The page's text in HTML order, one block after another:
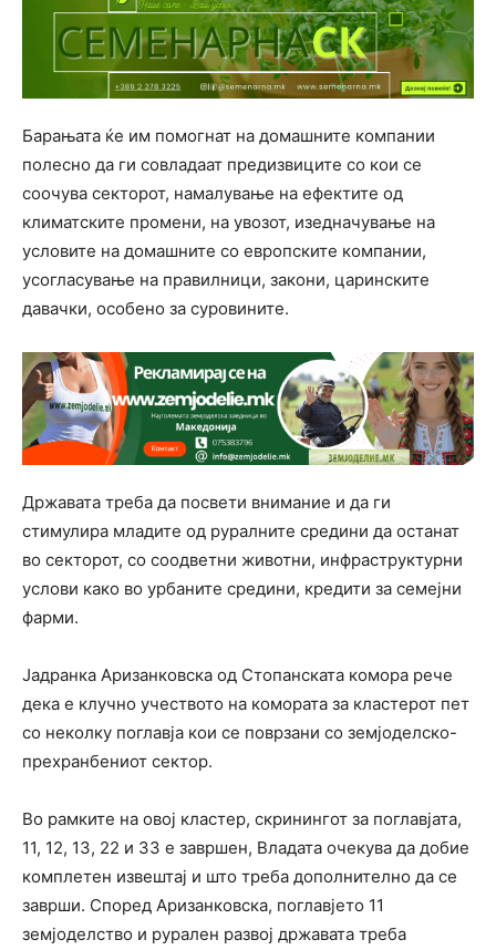
Барањата ќе им помогнат на домашните компании
полесно да ги совладаат предизвиците со кои се
соочува секторот, намалување на ефектите од
климатските промени, на увозот, изедначување на
условите на домашните со европските компании,
усогласување на правилници, закони, царинските
давачки, особено за суровините.
Државата треба да посвети внимание и да ги
стимулира младите од руралните средини да останат
во секторот, со соодветни животни, инфраструктурни
услови како во урбаните средини, кредити за семејни
фарми.
Јадранка Аризанковска од Стопанската комора рече
дека е клучно учеството на комората за кластерот пет
со неколку поглавја кои се поврзани со земјоделско-
прехранбениот сектор.
Во рамките на овој кластер, скринингот за поглавјата,
11, 12, 13, 22 и 33 е завршен, Владата очекува да добие
комплетен извештај и што треба дополнително да се
заврши. Според Аризанковска, поглавјето 11
земјоделство и рурален развој државата треба